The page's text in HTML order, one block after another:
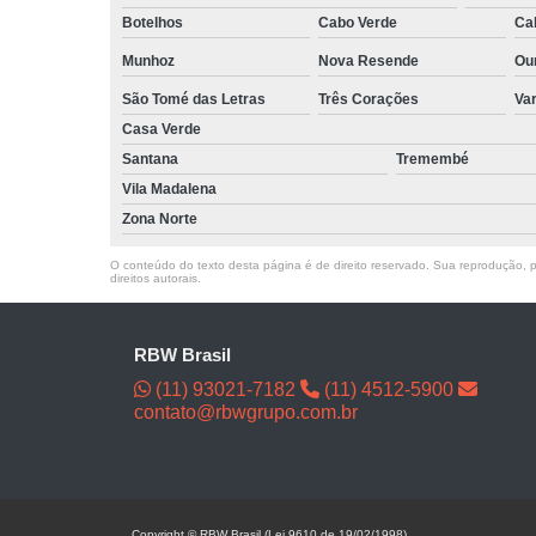
Botelhos
Cabo Verde
Munhoz Nova Resende
São Tomé das Letras Três Corações
Casa Verde
Santana
Tremembé
Vila Madalena
Zona Norte
O conteúdo do texto desta página é de direito reservado. Sua reprodução,
direitos autorais
RBW Brasil
(11) 93021-7182
(11) 4512-5900
contato@rbwgrupo.com.br